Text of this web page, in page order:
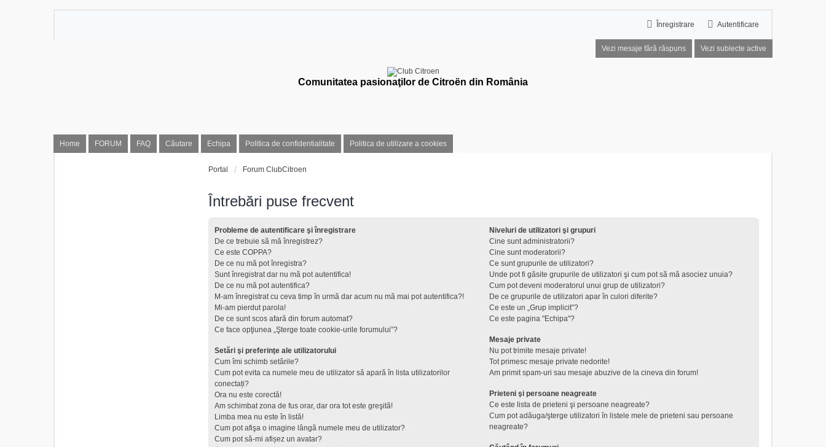
Autentificare
Înregistrare
Vezi mesaje fără răspuns Vezi subiecte active
Home FORUM FAQ Căutare Echipa Politica de confidentialitate Politica de utilizare a cookies
Comunitatea pasionaţilor de Citroën din România
Portal Forum ClubCitroen
Întrebări puse frecvent
Probleme de autentificare şi înregistrare
De ce trebuie să mă înregistrez?
Ce este COPPA?
De ce nu mă pot înregistra?
Sunt înregistrat dar nu mă pot autentifica!
De ce nu mă pot autentifica?
M-am înregistrat cu ceva timp în urmă dar acum nu mă mai pot autentifica?!
Mi-am pierdut parola!
De ce sunt scos afară din forum automat?
Ce face opţiunea „Şterge toate cookie-urile forumului”?
Setări şi preferinţe ale utilizatorului
Cum îmi schimb setările?
Cum pot evita ca numele meu de utilizator să apară în lista utilizatorilor
conectați?
Ora nu este corectă!
Am schimbat zona de fus orar, dar ora tot este greşită!
Limba mea nu este în listă!
Cum pot afişa o imagine lângă numele meu de utilizator?
Cum pot să-mi afișez un avatar?
Niveluri de utilizatori şi grupuri
Cine sunt administratorii?
Cine sunt moderatorii?
Ce sunt grupurile de utilizatori?
Unde pot fi găsite grupurile de utilizatori şi cum pot să mă asociez unuia?
Cum pot deveni moderatorul unui grup de utilizatori?
De ce grupurile de utilizatori apar în culori diferite?
Ce este un „Grup implicit”?
Ce este pagina "Echipa"?
Mesaje private
Nu pot trimite mesaje private!
Tot primesc mesaje private nedorite!
Am primit spam-uri sau mesaje abuzive de la cineva din forum!
Prieteni şi persoane neagreate
Ce este lista de prieteni şi persoane neagreate?
Cum pot adăuga/şterge utilizatori în listele mele de prieteni sau persoane
neagreate?